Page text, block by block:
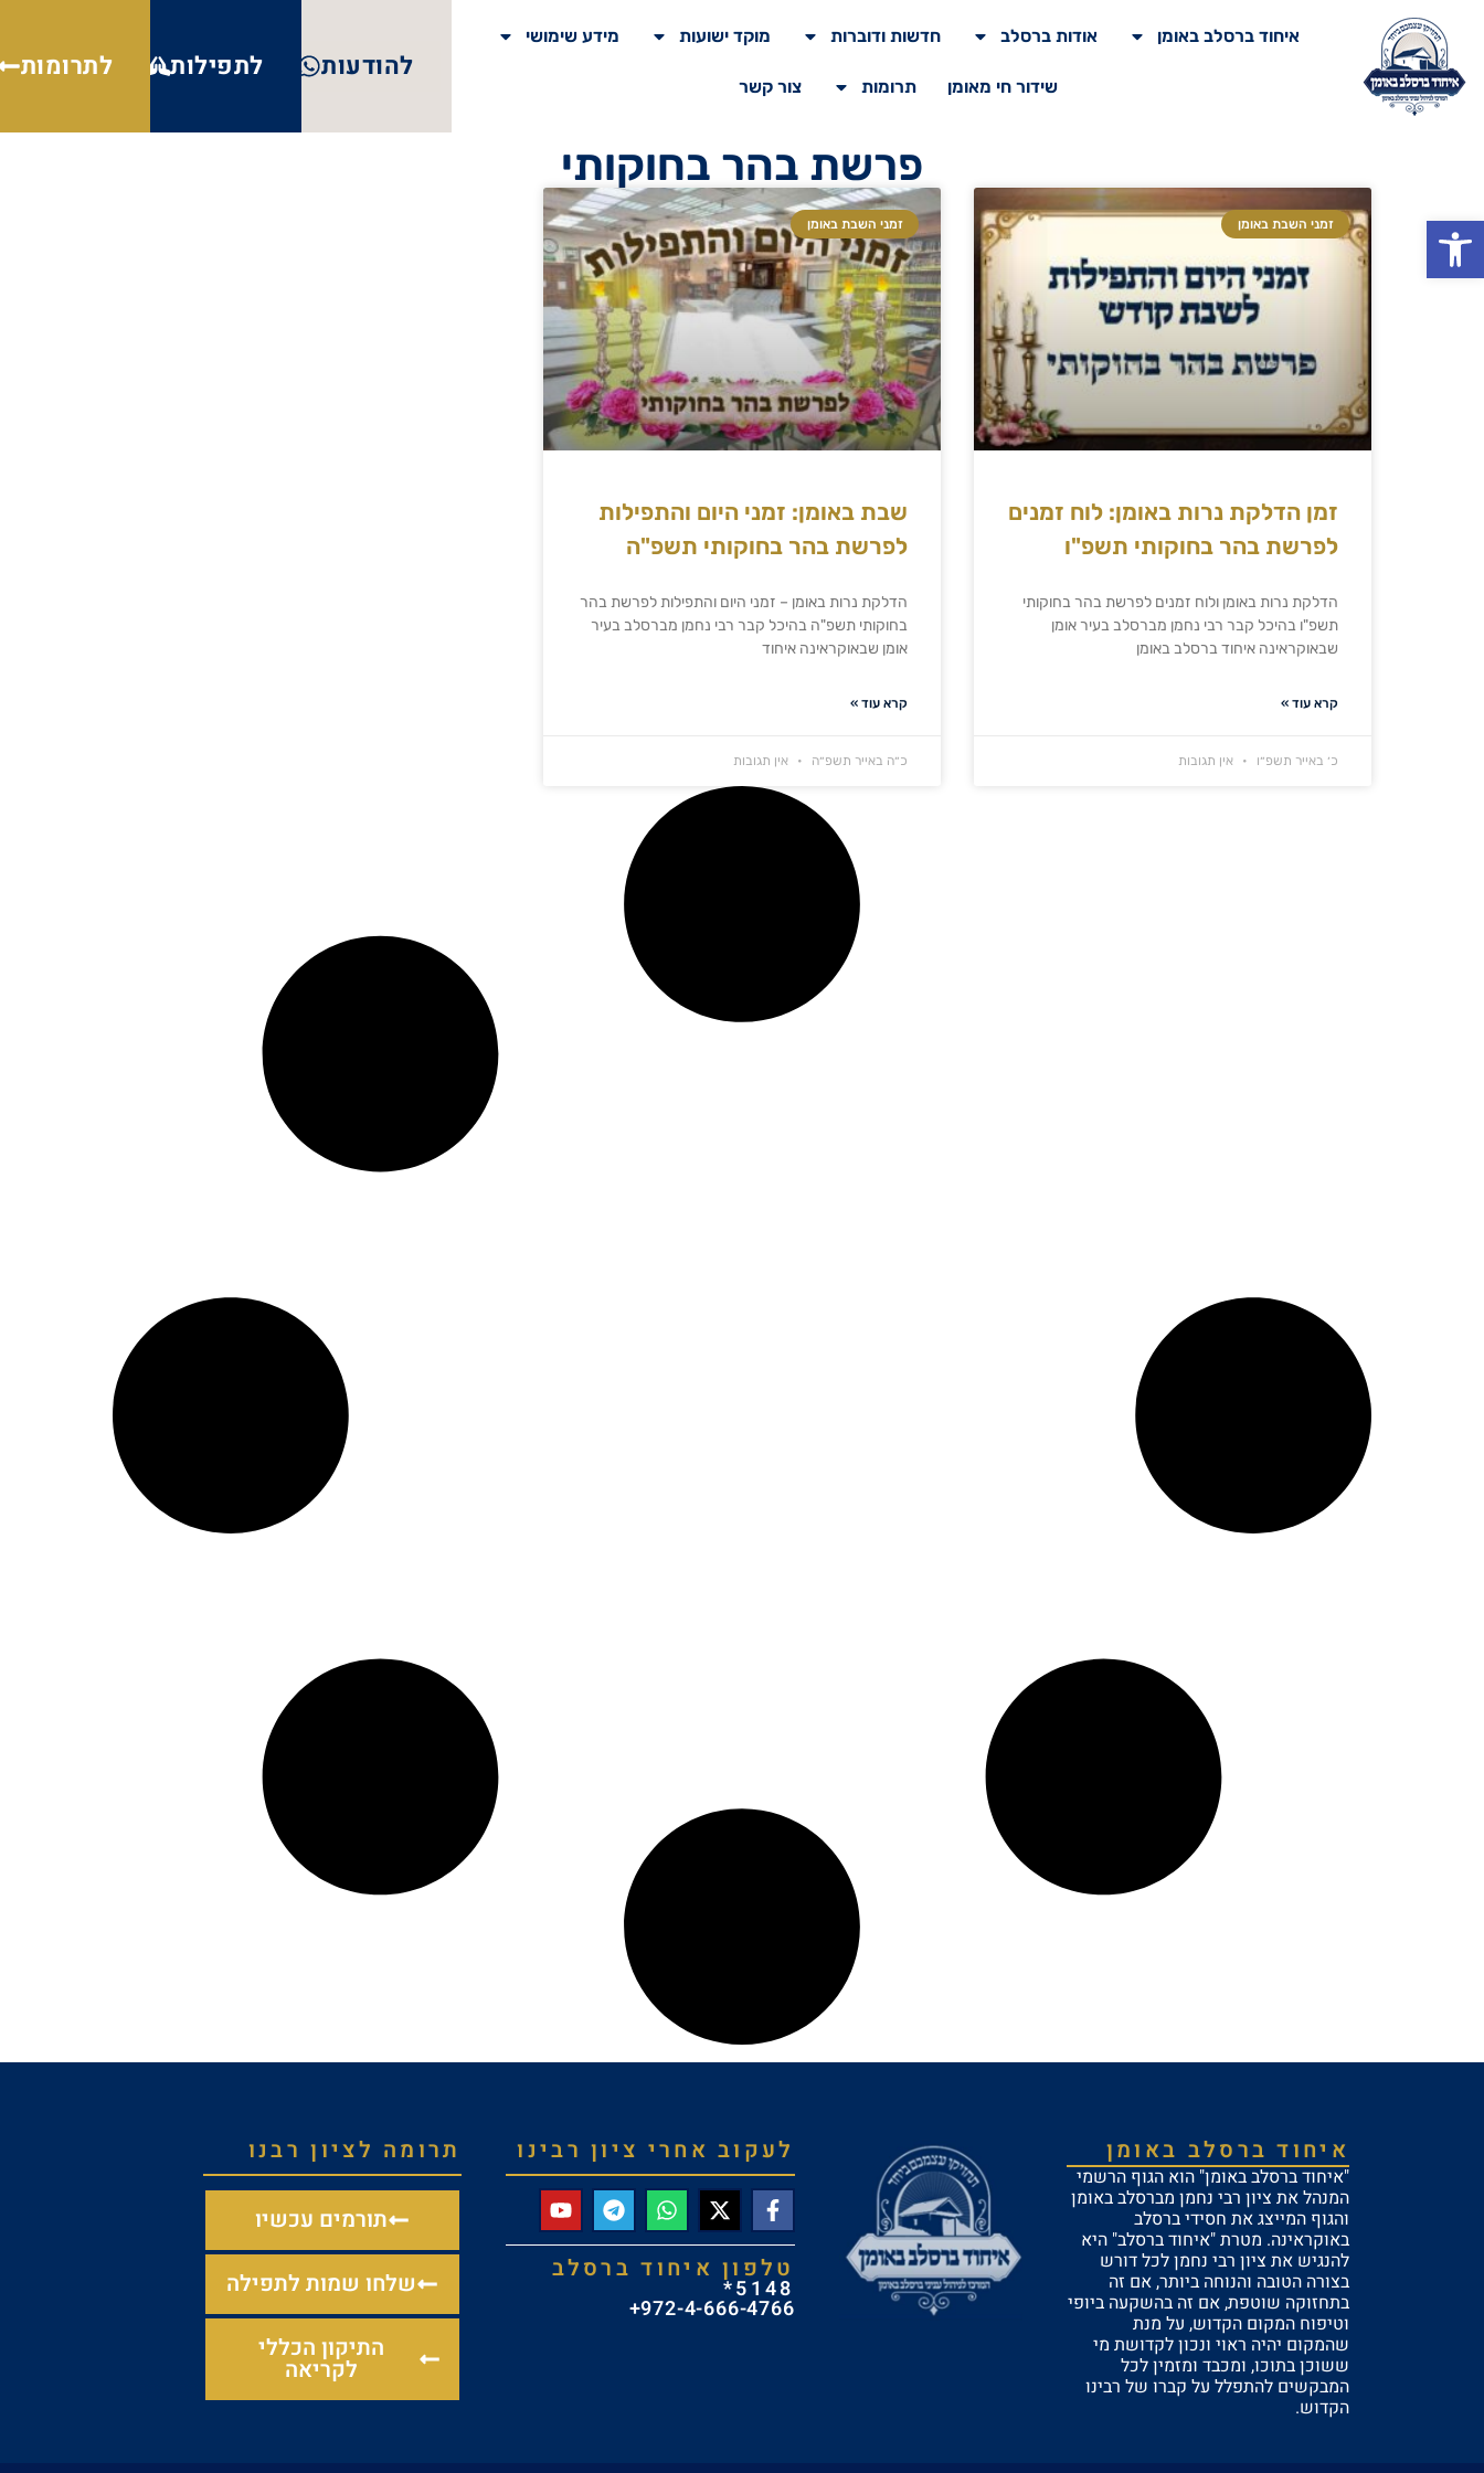
פתח סרגל נגישות
איחוד ברסלב באומן אודות ברסלב חדשות ודוברות מוקד ישועות מידע שימושי
שידור חי מאומן תרומות צור קשר
להודעות לתפילות לתרומות
פרשת בהר בחוקותי
זמני השבת באומן
זמן הדלקת נרות באומן: לוח זמנים
לפרשת בהר בחוקותי תשפ"ו
הדלקת נרות באומן ולוח זמנים לפרשת בהר בחוקותי
תשפ"ו בהיכל קבר רבי נחמן מברסלב בעיר אומן
שבאוקראינה איחוד ברסלב באומן
קרא עוד »
כ׳ באייר תשפ״ו אין תגובות
זמני השבת באומן
שבת באומן: זמני היום והתפילות
לפרשת בהר בחוקותי תשפ"ה
הדלקת נרות באומן – זמני היום והתפילות לפרשת בהר
בחוקותי תשפ"ה בהיכל קבר רבי נחמן מברסלב בעיר
אומן שבאוקראינה איחוד
קרא עוד »
כ״ה באייר תשפ״ה אין תגובות
איחוד ברסלב באומן
"איחוד ברסלב באומן" הוא הגוף הרשמי
המנהל את ציון רבי נחמן מברסלב באומן
והגוף המייצג את חסידי ברסלב
באוקראינה. מטרת "איחוד ברסלב" היא
להנגיש את ציון רבי נחמן לכל דורש
בצורה הטובה והנוחה ביותר, אם זה
בתחזוקה שוטפת, אם זה בהשקעה ביופי
וטיפוח המקום הקדוש, על מנת
שהמקום יהיה ראוי ונכון לקדושת מי
ששוכן בתוכו, ומכבד ומזמין לכל
המבקשים להתפלל על קברו של רבינו
הקדוש.
לעקוב אחרי ציון רבינו
טלפון איחוד ברסלב
5148*
972-4-666-4766+
תרומה לציון רבנו
תורמים עכשיו
שלחו שמות לתפילה
התיקון הכללי
לקריאה